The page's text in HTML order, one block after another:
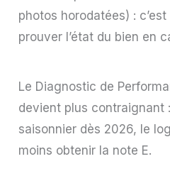
photos horodatées) :
prouver l’état du bien en
Le Diagnostic de
devient plus contraignant
saisonnier dès 2026, le
moins obtenir la note E.